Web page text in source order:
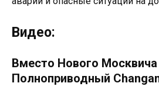
Видео:
Вместо Нового
Полноприводный